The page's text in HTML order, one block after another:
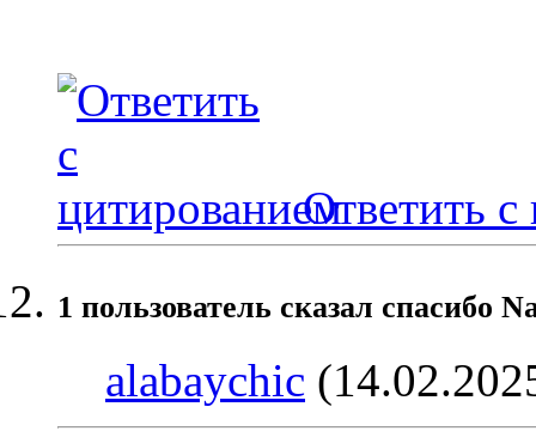
Ответить с
1 пользователь сказал cпасибо
alabaychic